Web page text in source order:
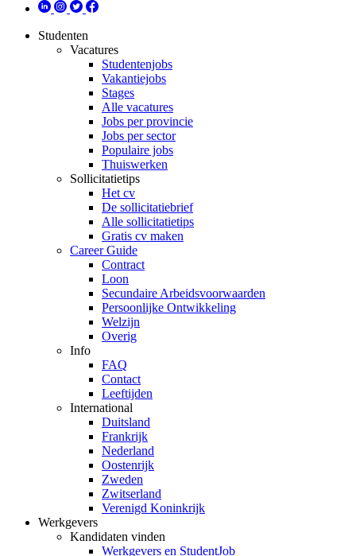
Studenten
Vacatures
Studentenjobs
Vakantiejobs
Stages
Alle vacatures
Jobs per provincie
Jobs per sector
Populaire jobs
Thuiswerken
Sollicitatietips
Het cv
De sollicitatiebrief
Alle sollicitatietips
Gratis cv maken
Career Guide
Contract
Loon
Secundaire Arbeidsvoorwaarden
Persoonlijke Ontwikkeling
Welzijn
Overig
Info
FAQ
Contact
Leeftijden
International
Duitsland
Frankrijk
Nederland
Oostenrijk
Zweden
Zwitserland
Verenigd Koninkrijk
Werkgevers
Kandidaten vinden
Werkgevers en StudentJob